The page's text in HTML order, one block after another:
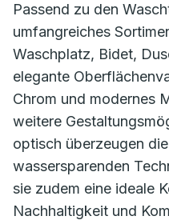
Passend zu den
umfangreiches
Waschplatz, Bidet,
elegante
Chrom und modernes
weitere
optisch überzeugen
wassersparenden
sie zudem eine ideale
Nachhaltigkeit und